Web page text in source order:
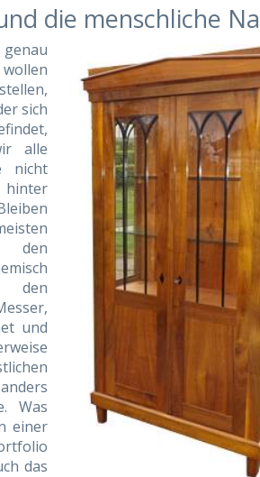
die menschliche
sich
alle
nicht
den
den
und
Was
einer
das